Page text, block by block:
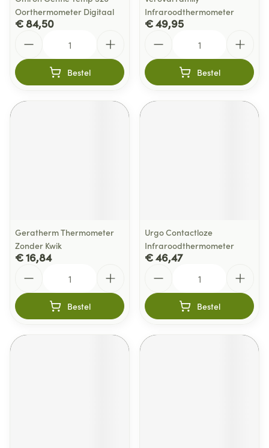
Oorthermometer Digitaal
€ 84,50
Bestel
Infraroodthermometer
€ 49,95
Bestel
Geratherm Thermometer
Zonder Kwik
€ 16,84
Bestel
Urgo Contactloze
Infraroodthermometer
€ 46,47
Bestel